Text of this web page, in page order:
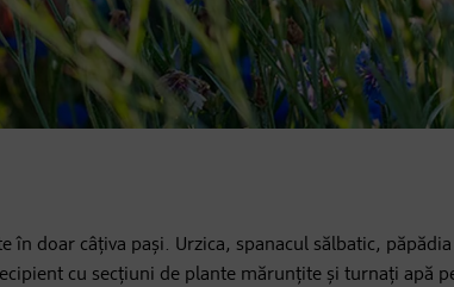
doar câțiva pași. Urzica, spanacul sălbatic, păpădia
cu secțiuni de plante mărunțite și turnați apă